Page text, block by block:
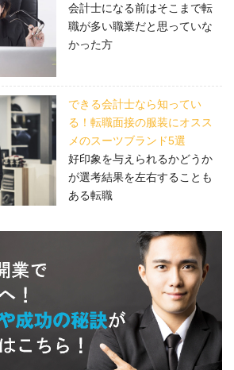
会計士になる前はそこまで転
職が多い職業だと思っていな
かった方
できる会計士なら知ってい
る！転職面接の服装にオスス
メのスーツブランド5選
好印象を与えられるかどうか
が選考結果を左右することも
ある転職